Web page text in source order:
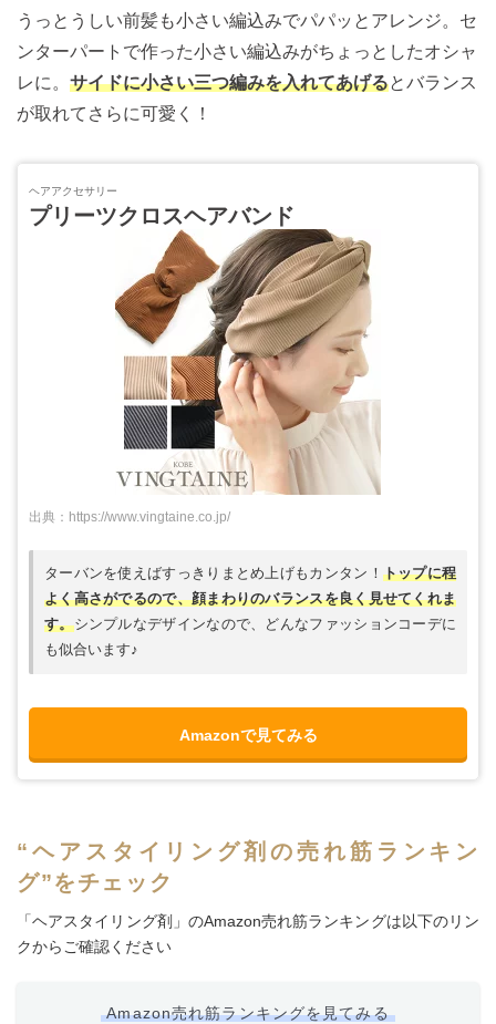
うっとうしい前髪も小さい編込みでパパッとアレンジ。セ
ンターパートで作った小さい編込みがちょっとしたオシャ
レに。 サイドに小さい三つ編みを入れてあげるとバランス
が取れてさらに可愛く！
ヘアアクセサリー
プリーツクロスヘアバンド
出典：https://www.vingtaine.co.jp/
ターバンを使えばすっきりまとめ上げもカンタン！ トップに程
よく高さがでるので、顔まわりのバランスを良く見せてくれま
す。シンプルなデザインなので、どんなファッションコーデに
も似合います♪
Amazonで見てみる
“ヘアスタイリング剤の売れ筋ランキン
グ”をチェック
「ヘアスタイリング剤」のAmazon売れ筋ランキングは以下のリン
クからご確認ください
Amazon売れ筋ランキングを見てみる